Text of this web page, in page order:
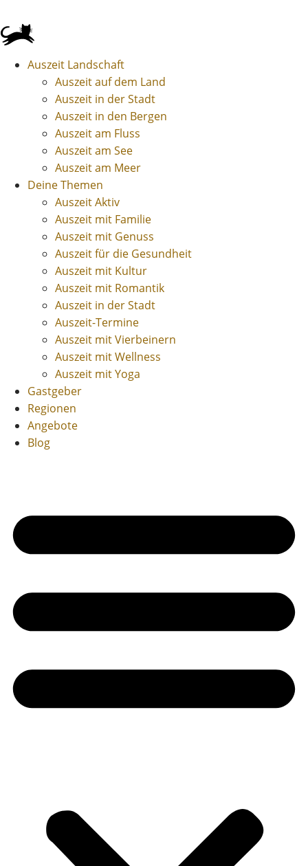
Auszeit Landschaft
Auszeit auf dem Land
Auszeit in der Stadt
Auszeit in den Bergen
Auszeit am Fluss
Auszeit am See
Auszeit am Meer
Deine Themen
Auszeit Aktiv
Auszeit mit Familie
Auszeit mit Genuss
Auszeit für die Gesundheit
Auszeit mit Kultur
Auszeit mit Romantik
Auszeit in der Stadt
Auszeit-Termine
Auszeit mit Vierbeinern
Auszeit mit Wellness
Auszeit mit Yoga
Gastgeber
Regionen
Angebote
Blog